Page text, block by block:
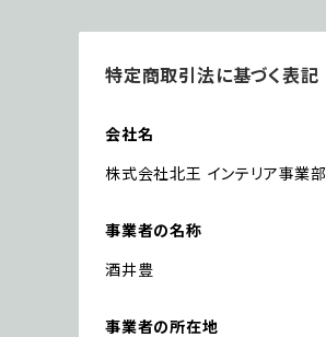
特定商取引法に基づく表記
会社名
株式会社北王 インテリア事業部
事業者の名称
酒井豊
事業者の所在地